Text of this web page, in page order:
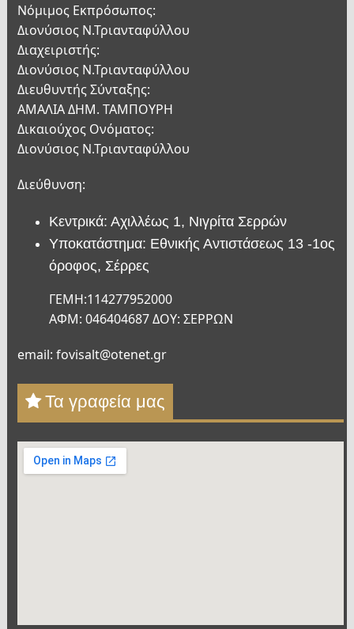
Νόμιμος Εκπρόσωπος:
Διονύσιος Ν.Τριανταφύλλου
Διαχειριστής:
Διονύσιος Ν.Τριανταφύλλου
Διευθυντής Σύνταξης:
ΑΜΑΛΙΑ ΔΗΜ. ΤΑΜΠΟΥΡΗ
Δικαιούχος Ονόματος:
Διονύσιος Ν.Τριανταφύλλου
Διεύθυνση:
Κεντρικά: Αχιλλέως 1, Νιγρίτα Σερρών
Υποκατάστημα: Εθνικής Αντιστάσεως 13 -1ος
όροφος, Σέρρες
ΓΕΜΗ:114277952000
ΑΦΜ: 046404687 ΔΟΥ: ΣΕΡΡΩΝ
email: fovisalt@otenet.gr
Τα γραφεία μας